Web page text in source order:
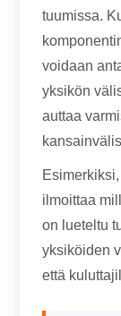
tuumissa.
voidaan
yksikön
auttaa
ilmoittaa
on lueteltu
yksiköiden
että